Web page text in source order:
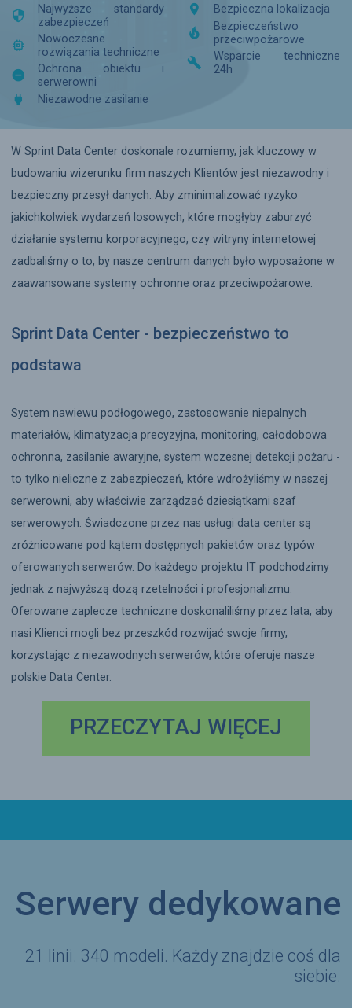

Najwyższe standardy
zabezpieczeń

Nowoczesne
rozwiązania techniczne

Ochrona obiektu i
serwerowni
 Niezawodne zasilanie
 Bezpieczna lokalizacja

Bezpieczeństwo
przeciwpożarowe

Wsparcie techniczne
24h
W Sprint Data Center doskonale rozumiemy, jak kluczowy w
budowaniu wizerunku firm naszych Klientów jest niezawodny i
bezpieczny przesył danych. Aby zminimalizować ryzyko
jakichkolwiek wydarzeń losowych, które mogłyby zaburzyć
działanie systemu korporacyjnego, czy witryny internetowej
zadbaliśmy o to, by nasze centrum danych było wyposażone w
zaawansowane systemy ochronne oraz przeciwpożarowe.
Sprint Data Center - bezpieczeństwo to
podstawa
System nawiewu podłogowego, zastosowanie niepalnych
materiałów, klimatyzacja precyzyjna, monitoring, całodobowa
ochronna, zasilanie awaryjne, system wczesnej detekcji pożaru -
to tylko nieliczne z zabezpieczeń, które wdrożyliśmy w naszej
serwerowni, aby właściwie zarządzać dziesiątkami szaf
serwerowych. Świadczone przez nas usługi data center są
zróżnicowane pod kątem dostępnych pakietów oraz typów
oferowanych serwerów. Do każdego projektu IT podchodzimy
jednak z najwyższą dozą rzetelności i profesjonalizmu.
Oferowane zaplecze techniczne doskonaliliśmy przez lata, aby
nasi Klienci mogli bez przeszkód rozwijać swoje firmy,
korzystając z niezawodnych serwerów, które oferuje nasze
polskie Data Center.
PRZECZYTAJ WIĘCEJ
Serwery dedykowane
21 linii. 340 modeli. Każdy znajdzie coś dla
siebie.